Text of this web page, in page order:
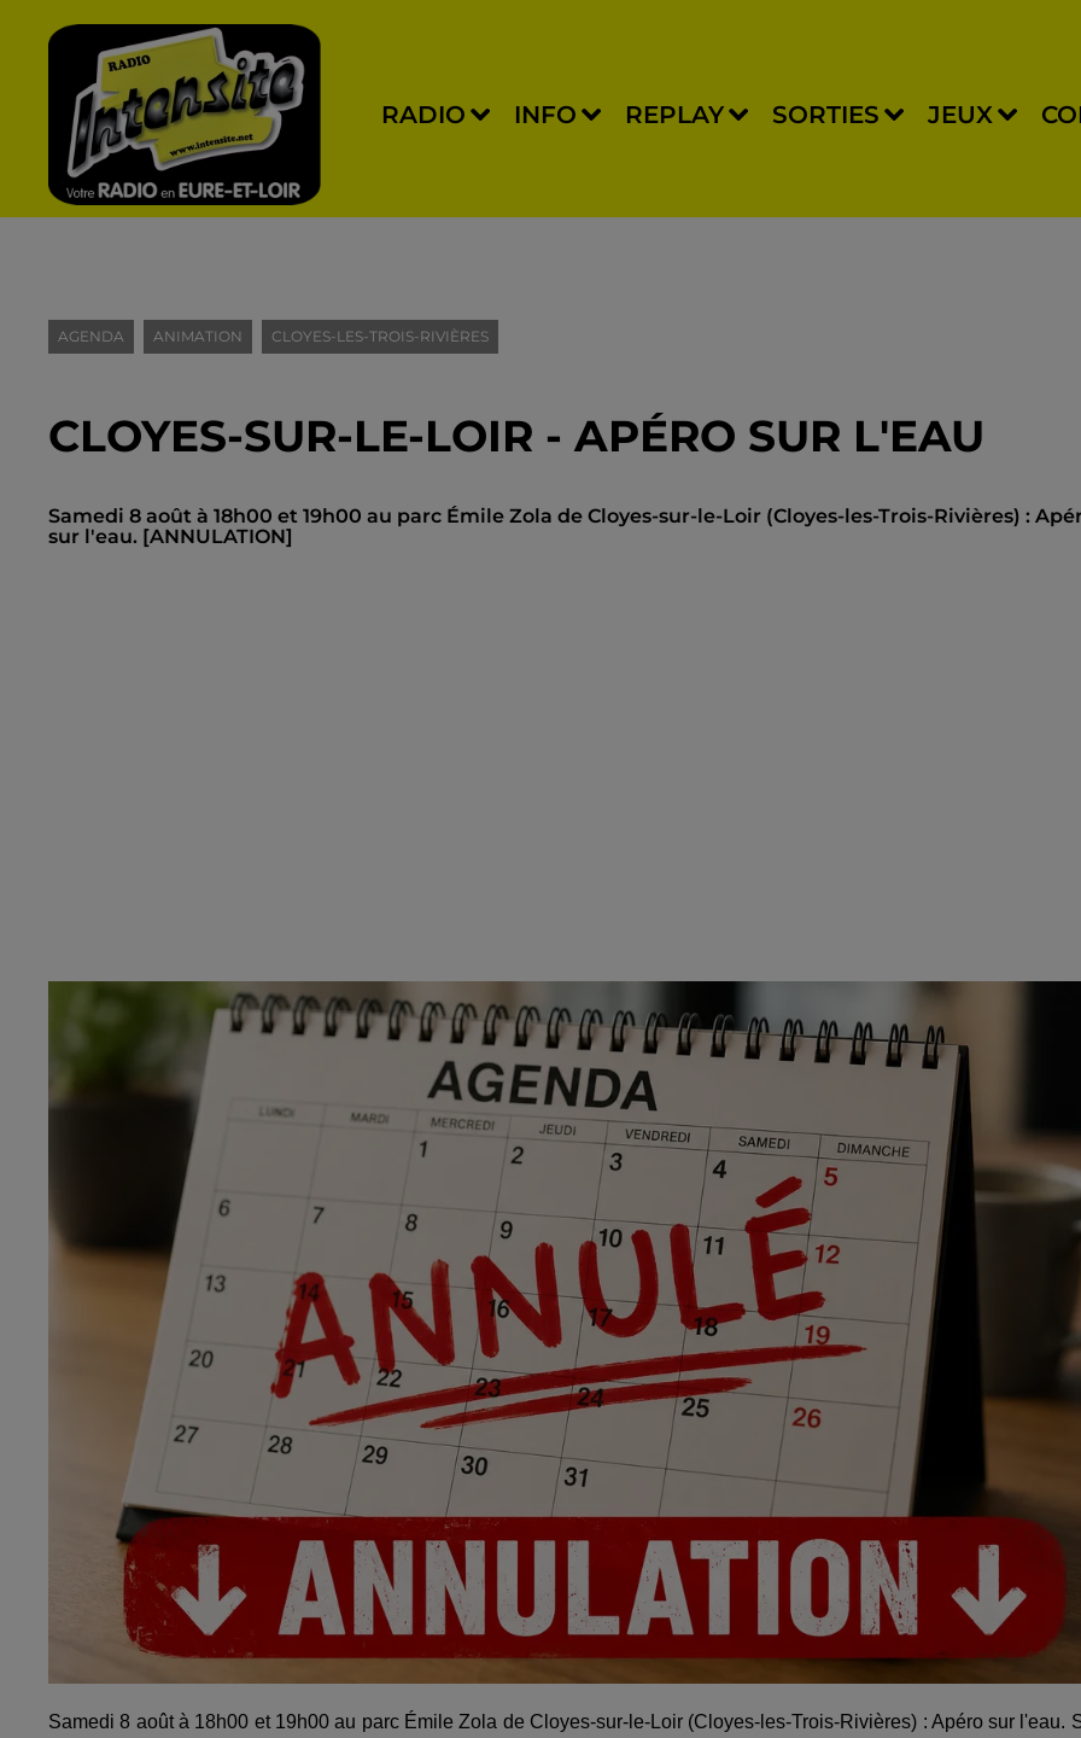
RADIO INFO REPLAY SORTIES JEUX
AGENDA ANIMATION CLOYES-LES-TROIS-RIVIÈRES
CLOYES-SUR-LE-LOIR - APÉRO SUR L'EAU
Samedi 8 août à 18h00 et 19h00 au parc Émile Zola de Cloyes-sur-le-Loir (Cloyes-les-Trois-Rivières) :
sur l'eau. [ANNULATION]
Samedi 8 août à 18h00 et 19h00 au parc Émile Zola de Cloyes-sur-le-Loir (Cloyes-les-Trois-Rivières) : Apéro sur l'eau.